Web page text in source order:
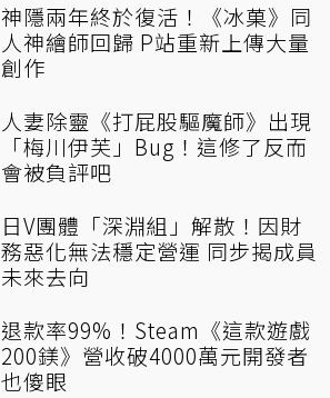
神隱兩年終於復活！《冰菓》同
人神繪師回歸 P站重新上傳大量
創作
人妻除靈《打屁股驅魔師》出現
「梅川伊芙」Bug！這修了反而
會被負評吧
日V團體「深淵組」解散！因財
務惡化無法穩定營運 同步揭成員
未來去向
退款率99%！Steam《這款遊戲
200鎂》營收破4000萬元開發者
也傻眼